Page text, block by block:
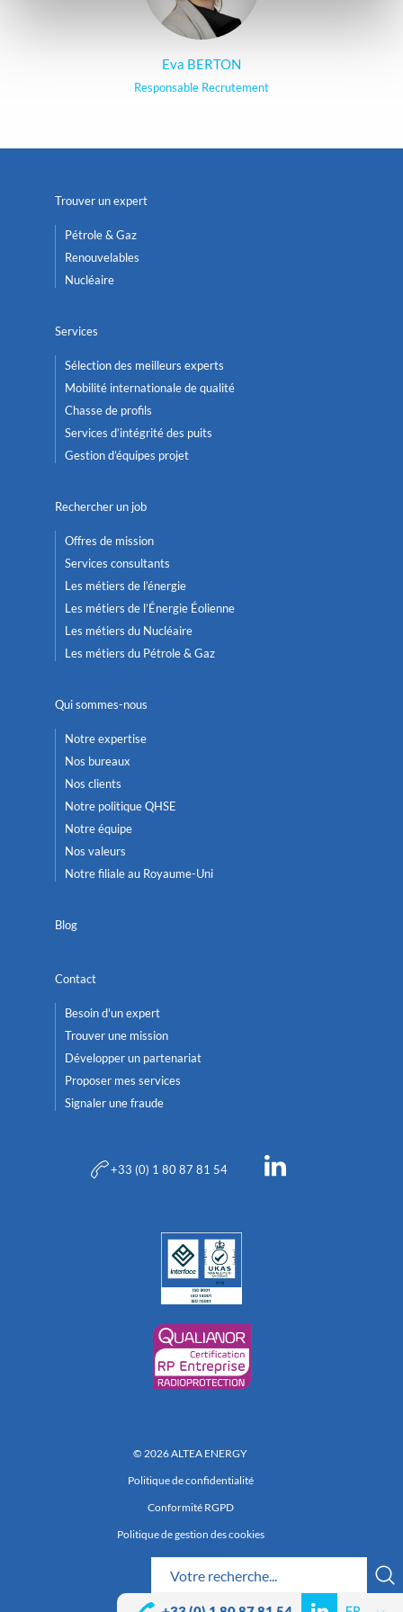
Eva BERTON
Responsable Recrutement
Trouver un expert
Pétrole & Gaz
Renouvelables
Nucléaire
Services
Sélection des meilleurs experts
Mobilité internationale de qualité
Chasse de profils
Services d’intégrité des puits
Gestion d’équipes projet
Rechercher un job
Offres de mission
Services consultants
Les métiers de l’énergie
Les métiers de l’Énergie Éolienne
Les métiers du Nucléaire
Les métiers du Pétrole & Gaz
Qui sommes-nous
Notre expertise
Nos bureaux
Nos clients
Notre politique QHSE
Notre équipe
Nos valeurs
Notre filiale au Royaume-Uni
Blog
Contact
Besoin d'un expert
Trouver une mission
Développer un partenariat
Proposer mes services
Signaler une fraude
+33 (0) 1 80 87 81 54
© 2026 ALTEA ENERGY
Politique de confidentialité
Conformité RGPD
Politique de gestion des cookies
Réalisation 222